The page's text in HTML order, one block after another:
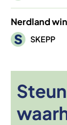
Nerdland
Afbeelding
SKEPP
Afbeelding